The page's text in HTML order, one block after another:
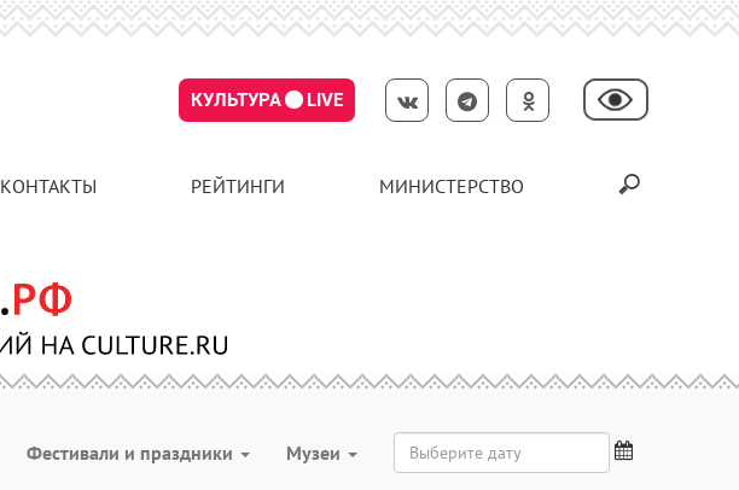
КУЛЬТУРА LIVE
КОНТАКТЫ РЕЙТИНГИ МИНИСТЕРСТВО
Фестивали и праздники Музеи